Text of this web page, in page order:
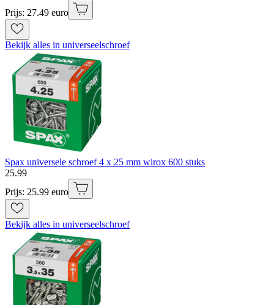
Prijs: 27.49 euro
Bekijk alles in universeelschroef
Spax universele schroef 4 x 25 mm wirox 600 stuks
25.99
Prijs: 25.99 euro
Bekijk alles in universeelschroef